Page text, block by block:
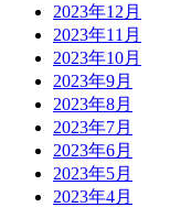
2023年12月
2023年11月
2023年10月
2023年9月
2023年8月
2023年7月
2023年6月
2023年5月
2023年4月